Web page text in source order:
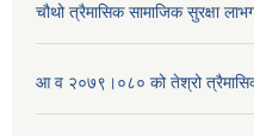
चौथो त्रैमासिक सामाजिक सुरक्षा
आ व २०७९।०८० को तेश्रो त्रैमासिक